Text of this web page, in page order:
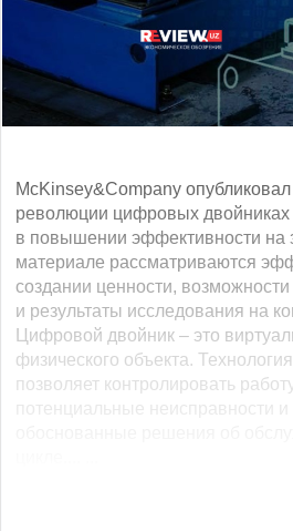
McKinsey&Company
революции цифровых
в повышении эффективности на
материале рассматриваются
создании ценности,
и результаты исследования на
Цифровой двойник – это
физического объекта.
позволяет контролировать